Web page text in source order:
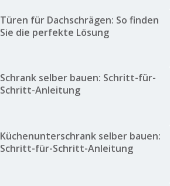
Türen für Dachschrägen: So finden
Sie die perfekte Lösung
Schrank selber bauen: Schritt-für-
Schritt-Anleitung
Küchenunterschrank selber bauen:
Schritt-für-Schritt-Anleitung